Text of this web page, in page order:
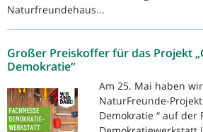
Naturfreundehaus...
Großer Preiskoffer für das Projekt
Demokratie“
Am 25. Mai haben
NaturFreunde-
Demokratie “ auf der